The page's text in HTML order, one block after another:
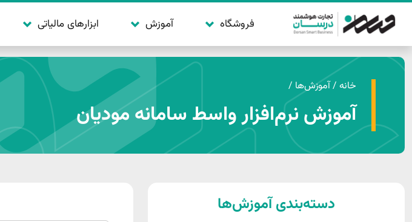
فروشگاه آموزش ابزارهای مالیاتی
خانه /آموزش‌ها /
آموزش نرم‌افزار واسط سامانه مودیان
دسته‌بندی آموزش‌ها